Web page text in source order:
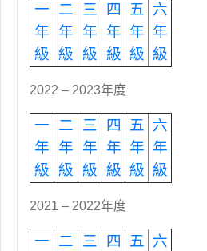
一
年
級
二
年
級
三
年
級
四
年
級
五
年
級
六
年
級
2022 – 2023年度
一
年
級
二
年
級
三
年
級
四
年
級
五
年
級
六
年
級
2021 – 2022年度
一
二
三
四
五 六